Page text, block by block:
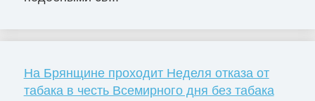
На Брянщине проходит Неделя отказа от
табака в честь Всемирного дня без табака